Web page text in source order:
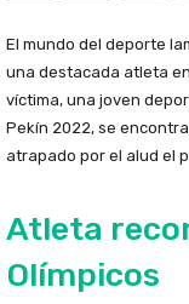
El mundo del deporte
una destacada atleta
víctima, una joven
Pekín 2022, se
atrapado por el alud el
Atleta
Olímpicos